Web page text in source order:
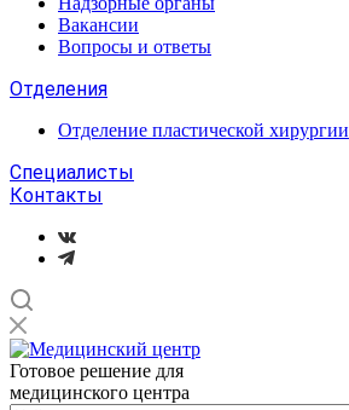
Вакансии
Вопросы и ответы
Отделения
Отделение пластической хирургии
Специалисты
Контакты
Готовое решение для
медицинского центра